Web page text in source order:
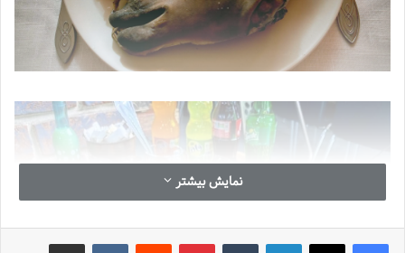
نمایش بیشتر
لینکدین ‫تامبلر ‫پین‌ترست‫رددیت ‫VKontakteاشتراک گذاری از طریق ایمیل